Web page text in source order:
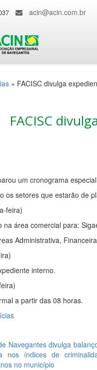
acin@acin.com.br
» FACISC divulga
FACISC
um cronograma
os setores que estarão de
feira)
na área comercial para:
Administrativa,
interno.
a partir das 08 horas.
Navegantes divulga
nos índices de
no município